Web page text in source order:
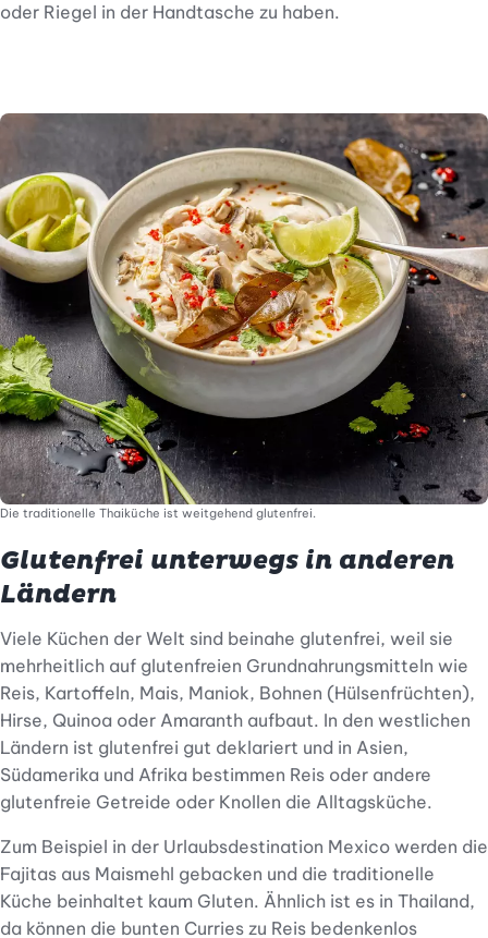
oder Riegel in der Handtasche zu haben.
Die traditionelle Thaiküche ist weitgehend glutenfrei.
Glutenfrei unterwegs in anderen
Ländern
Viele Küchen der Welt sind beinahe glutenfrei, weil sie
mehrheitlich auf glutenfreien Grundnahrungsmitteln wie
Reis, Kartoffeln, Mais, Maniok, Bohnen (Hülsenfrüchten),
Hirse, Quinoa oder Amaranth aufbaut. In den westlichen
Ländern ist glutenfrei gut deklariert und in Asien,
Südamerika und Afrika bestimmen Reis oder andere
glutenfreie Getreide oder Knollen die Alltagsküche.
Zum Beispiel in der Urlaubsdestination Mexico werden die
Fajitas aus Maismehl gebacken und die traditionelle
Küche beinhaltet kaum Gluten. Ähnlich ist es in Thailand,
da können die bunten Curries zu Reis bedenkenlos